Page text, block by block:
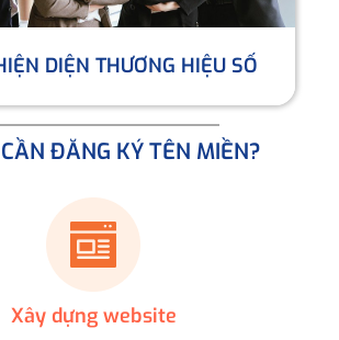
DIỆN THƯƠNG HIỆU SỐ
ĐĂNG KÝ TÊN MIỀN?
Xây dựng website